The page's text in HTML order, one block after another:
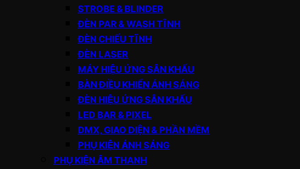
STROBE & BLINDER
ĐÈN PAR & WASH TĨNH
ĐÈN CHIẾU TĨNH
ĐÈN LASER
MÁY HIỆU ỨNG SÂN KHẤU
BÀN ĐIỀU KHIỂN ÁNH SÁNG
ĐÈN HIỆU ỨNG SÂN KHẤU
LED BAR & PIXEL
DMX, GIAO DIỆN & PHẦN MỀM
PHỤ KIỆN ÁNH SÁNG
PHỤ KIỆN ÂM THANH